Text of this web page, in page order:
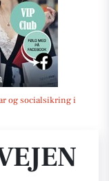
og socialsikring i